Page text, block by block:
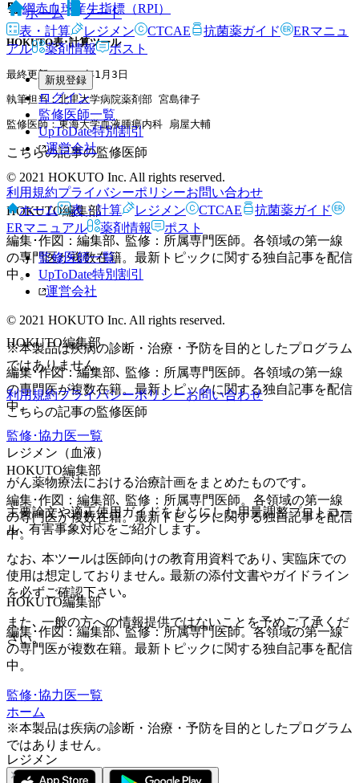
ホーム
ノート
表・計算
レジメン CTCAE 抗菌薬ガイド
ERマニュ
アル
薬剤情報 ポスト
新規登録
ログイン
監修医師一覧
UpToDate特別割引
運営会社
© 2021 HOKUTO Inc. All rights reserved.
利用規約プライバシーポリシーお問い合わせ
ホーム
表・計算 レジメン CTCAE
抗菌薬ガイド
ERマニュアル
薬剤情報 ポスト
監修医師一覧
UpToDate特別割引
運営会社
© 2021 HOKUTO Inc. All rights reserved.
※本製品は疾病の診断・治療・予防を目的としたプログラム
ではありません。
利用規約プライバシーポリシーお問い合わせ
こちらの記事の監修医師
HOKUTO編集部
編集･作図：編集部､ 監修：所属専門医師。各領域の第一線
の専門医が複数在籍。最新トピックに関する独自記事を配信
中。
HOKUTO編集部
編集･作図：編集部､ 監修：所属専門医師。各領域の第一線
の専門医が複数在籍。最新トピックに関する独自記事を配信
中。
監修･協力医一覧
ホーム
レジメン
🔢網赤血球産生指標（RPI）
HOKUTO表･計算ツール
最終更新：2024年1月3日
執筆担当：北里大学病院薬剤部 宮島律子
監修医師：東海大学血液腫瘍内科 扇屋大輔
こちらの記事の監修医師
HOKUTO編集部
編集･作図：編集部､ 監修：所属専門医師。各領域の第一線
の専門医が複数在籍。最新トピックに関する独自記事を配信
中。
HOKUTO編集部
編集･作図：編集部､ 監修：所属専門医師。各領域の第一線
の専門医が複数在籍。最新トピックに関する独自記事を配信
中。
監修･協力医一覧
レジメン（血液）
がん薬物療法における治療計画をまとめたものです｡
主要論文や適正使用ガイドをもとにした用量調整プロトコー
ル､ 有害事象対応をご紹介します｡
なお､ 本ツールは医師向けの教育用資料であり､ 実臨床での
使用は想定しておりません｡ 最新の添付文書やガイドライン
を必ずご確認下さい｡
また､ 一般の方への情報提供ではないことを予めご了承くだ
さい｡
※本製品は疾病の診断・治療・予防を目的としたプログラム
ではありません。